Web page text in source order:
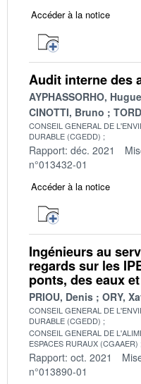
Accéder à la notice
Audit interne des
AYPHASSORHO,
CINOTTI, Bruno
CONSEIL GENERAL DE
DURABLE (CGEDD)
Rapport: déc. 2021
n°013432-01
Accéder à la notice
Ingénieurs au
regards sur les
ponts, des eaux
PRIOU, Denis ORY,
CONSEIL GENERAL DE
DURABLE (CGEDD)
CONSEIL GENERAL DE
ESPACES RURAUX (CGAAER)
Rapport: oct. 2021
n°013890-01